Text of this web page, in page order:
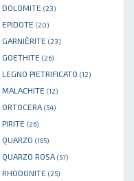
DOLOMITE (23)
EPIDOTE (20)
GARNIÈRITE (23)
GOETHITE (26)
LEGNO PIETRIFICATO (12)
MALACHITE (12)
ORTOCERA (54)
PIRITE (26)
QUARZO (165)
QUARZO ROSA (57)
RHODONITE (25)